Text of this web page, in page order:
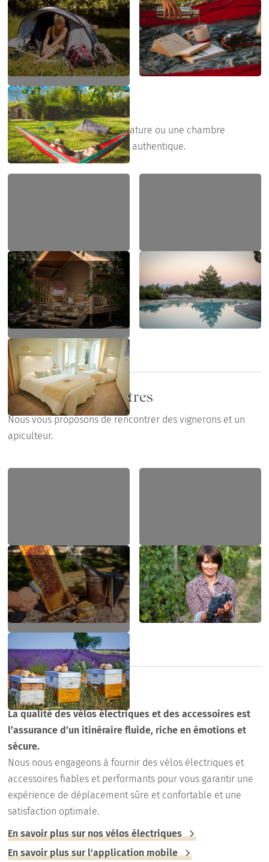
Hébergement “COSY”
Un lodge dans un domaine nature ou une chambre
spacieuse dans une auberge authentique.
Activités et rencontres
Nous vous proposons de rencontrer des vignerons et un
apiculteur.
Nos équipements
La qualité des vélos électriques et des accessoires est
l’assurance d’un itinéraire fluide, riche en émotions et
sécure.
Nous nous engageons à fournir des vélos électriques et
accessoires fiables et performants pour vous garantir une
expérience de déplacement sûre et confortable et une
satisfaction optimale.
En savoir plus sur nos vélos électriques
En savoir plus sur l'application mobile